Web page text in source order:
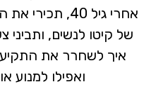
אחרי גיל 40,
של קיטו לנשים,
איך לשחרר את
ואפילו למנוע